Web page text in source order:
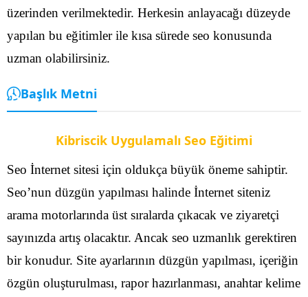
üzerinden verilmektedir. Herkesin anlayacağı düzeyde
yapılan bu eğitimler ile kısa sürede seo konusunda
uzman olabilirsiniz.
Başlık Metni
Kibriscik Uygulamalı Seo Eğitimi
Seo İnternet sitesi için oldukça büyük öneme sahiptir.
Seo’nun düzgün yapılması halinde İnternet siteniz
arama motorlarında üst sıralarda çıkacak ve ziyaretçi
sayınızda artış olacaktır. Ancak seo uzmanlık gerektiren
bir konudur. Site ayarlarının düzgün yapılması, içeriğin
özgün oluşturulması, rapor hazırlanması, anahtar kelime